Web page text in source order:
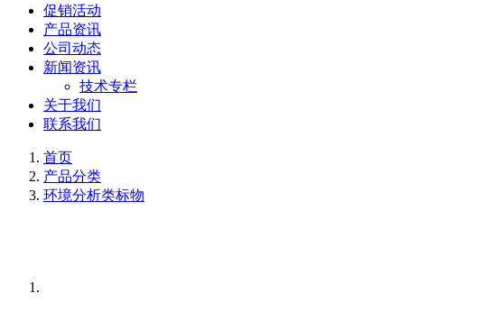
促销活动
产品资讯
公司动态
新闻资讯
技术专栏
关于我们
联系我们
首页
产品分类
环境分析类标物